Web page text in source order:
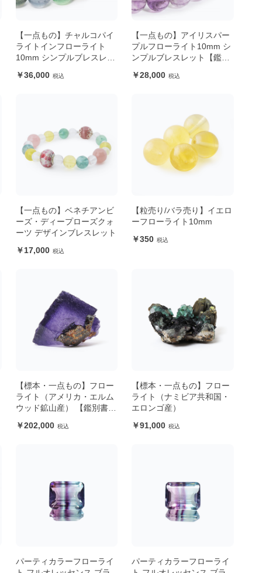
【一点もの】チャルコパイ
ライトインフローライト
10mm シンプルブレスレッ
36,000
【一点もの】アイリスパー
プルフローライト10mm シ
ンプルブレスレット【鑑別
28,000
【一点もの】ベネチアンビ
ーズ・ディープローズクォ
ーツ デザインブレスレット
17,000
【粒売り/バラ売り】イエロ
ーフローライト10mm
350
【標本・一点もの】フロー
ライト（アメリカ・エルム
ウッド鉱山産） 【鑑別書付
202,000
【標本・一点もの】フロー
ライト（ナミビア共和国・
エロンゴ産）
91,000
パーティカラーフローライ
パーティカラーフローライ